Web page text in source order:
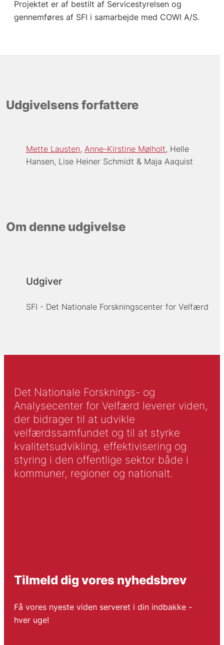
Projektet er af bestilt af Servicestyrelsen og
gennemføres af SFI i samarbejde med COWI A/S.
Udgivelsens forfattere
Mette Lausten Anne-Kirstine Mølholt Helle
Hansen Lise Heiner Schmidt Maja Aaquist
Om denne udgivelse
Udgiver
SFI - Det Nationale Forskningscenter for Velfærd
Det Nationale Forsknings- og
Analysecenter for Velfærd leverer viden,
der bidrager til at udvikle
velfærdssamfundet og til at styrke
kvalitetsudvikling, effektivisering og
styring i den offentlige sektor både i
kommuner, regioner og nationalt.
Tilmeld dig vores nyhedsbrev
Få vores nyeste viden serveret i din indbakke -
hver uge!